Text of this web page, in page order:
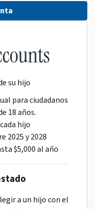
su hijo
para ciudadanos
18 años.
hijo
2025 y 2028
$5,000 al año
a un hijo con el